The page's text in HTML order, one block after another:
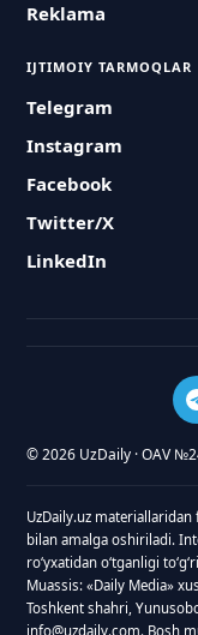
Reklama
IJTIMOIY TARMOQLAR
Telegram
Instagram
Facebook
Twitter/X
LinkedIn
© 2026 UzDaily · OAV
UzDaily.uz
bilan amalga oshiriladi.
roʻyxatidan oʻtganligi
Muassis: «Daily Media»
Toshkent shahri,
info@uzdaily.com. Bosh